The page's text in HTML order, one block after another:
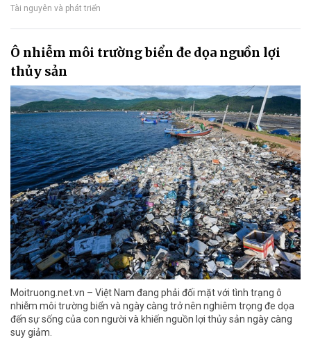
Tài nguyên và phát triển
Ô nhiễm môi trường biển đe dọa nguồn lợi
thủy sản
Moitruong.net.vn – Việt Nam đang phải đối mặt với tình trạng ô
nhiễm môi trường biển và ngày càng trở nên nghiêm trọng đe dọa
đến sự sống của con người và khiến nguồn lợi thủy sản ngày càng
suy giảm.